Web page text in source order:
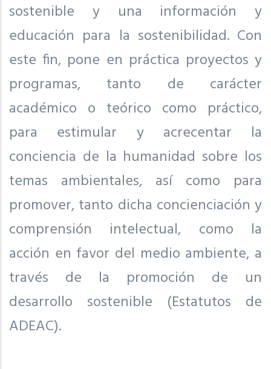
sostenible y una información y
educación para la sostenibilidad. Con
este fin, pone en práctica proyectos y
programas, tanto de carácter
académico o teórico como práctico,
para estimular y acrecentar la
conciencia de la humanidad sobre los
temas ambientales, así como para
promover, tanto dicha concienciación y
comprensión intelectual, como la
acción en favor del medio ambiente, a
través de la promoción de un
desarrollo sostenible (Estatutos de
ADEAC).